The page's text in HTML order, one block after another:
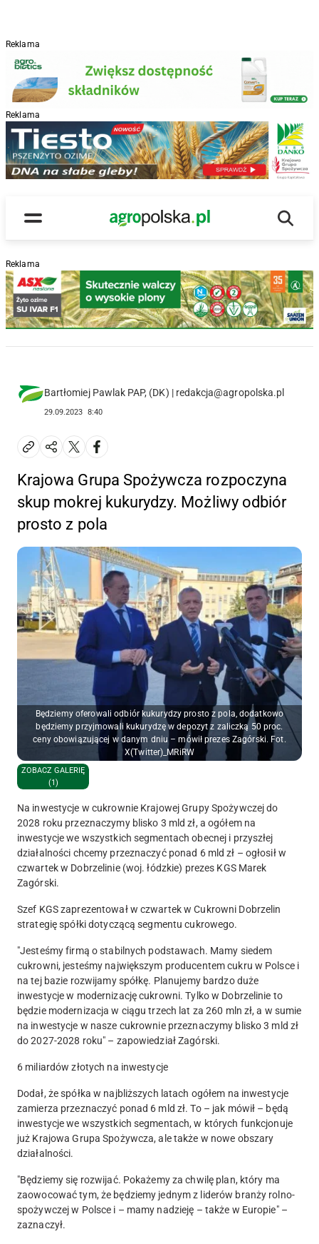
Reklama
Reklama
Menu
Main Logo
Reklama
Bartłomiej Pawlak PAP, (DK) | redakcja@agropolska.pl
29.09.2023 8:40
Krajowa Grupa Spożywcza rozpoczyna
skup mokrej kukurydzy. Możliwy odbiór
prosto z pola
Będziemy oferowali odbiór kukurydzy prosto z pola, dodatkowo
będziemy przyjmowali kukurydzę w depozyt z zaliczką 50 proc.
ceny obowiązującej w danym dniu – mówił prezes Zagórski. Fot.
X(Twitter)_MRiRW
ZOBACZ GALERIĘ
(1)
Na inwestycje w cukrownie Krajowej Grupy Spożywczej do
2028 roku przeznaczymy blisko 3 mld zł, a ogółem na
inwestycje we wszystkich segmentach obecnej i przyszłej
działalności chcemy przeznaczyć ponad 6 mld zł – ogłosił w
czwartek w Dobrzelinie (woj. łódzkie) prezes KGS Marek
Zagórski.
Szef KGS zaprezentował w czwartek w Cukrowni Dobrzelin
strategię spółki dotyczącą segmentu cukrowego.
"Jesteśmy firmą o stabilnych podstawach. Mamy siedem
cukrowni, jesteśmy największym producentem cukru w Polsce i
na tej bazie rozwijamy spółkę. Planujemy bardzo duże
inwestycje w modernizację cukrowni. Tylko w Dobrzelinie to
będzie modernizacja w ciągu trzech lat za 260 mln zł, a w sumie
na inwestycje w nasze cukrownie przeznaczymy blisko 3 mld zł
do 2027-2028 roku" – zapowiedział Zagórski.
6 miliardów złotych na inwestycje
Dodał, że spółka w najbliższych latach ogółem na inwestycje
zamierza przeznaczyć ponad 6 mld zł. To – jak mówił – będą
inwestycje we wszystkich segmentach, w których funkcjonuje
już Krajowa Grupa Spożywcza, ale także w nowe obszary
działalności.
"Będziemy się rozwijać. Pokażemy za chwilę plan, który ma
zaowocować tym, że będziemy jednym z liderów branży rolno-
spożywczej w Polsce i – mamy nadzieję – także w Europie" –
zaznaczył.